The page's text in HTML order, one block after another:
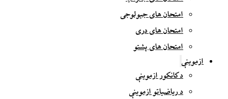
امتحان های جیولوجی
امتحان های دری
امتحان های پشتو
ازموینې
د کانکور ازموینې
د ریاضیاتو ازموینې